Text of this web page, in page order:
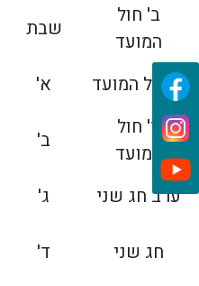
ב' חול
המועד
שבת
ג' חול המועד
א'
ד' חול
המועד
ב'
ערב חג שני
ג'
חג שני
ד'